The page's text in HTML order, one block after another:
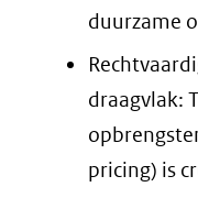
duurzame
draagvlak:
pricing) is